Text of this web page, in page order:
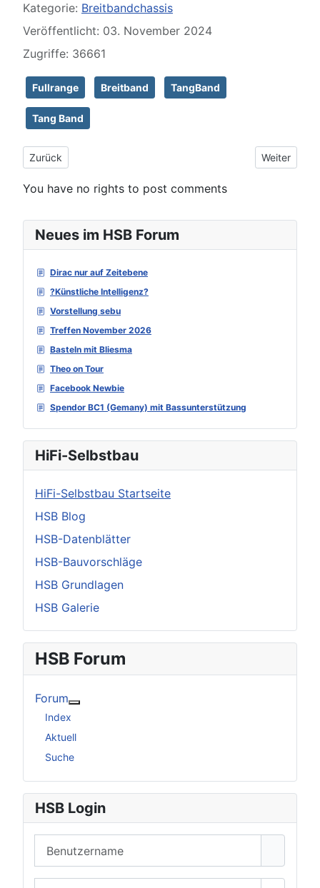
Neues im HSB Forum
Dirac nur auf Zeitebene
?Künstliche Intelligenz?
Vorstellung sebu
Treffen November 2026
Basteln mit Bliesma
Theo on Tour
Facebook Newbie
Spendor BC1 (Gemany) mit Bassunterstützung
HiFi-Selbstbau
HiFi-Selbstbau Startseite
HSB Blog
HSB-Datenblätter
HSB-Bauvorschläge
HSB Grundlagen
HSB Galerie
HSB Forum
Forum
Index
Aktuell
Suche
HSB Login
Kategorie: Breitbandchassis
Veröffentlicht: 03. November 2024
Zugriffe: 36661
Fullrange Breitband TangBand
Tang Band
Vorheriger Beitrag: MARKAUDIO MA200 M
Zurück Nächster
Weiter
You have no rights to post comments